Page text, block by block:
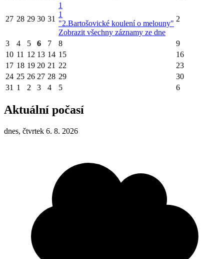
27 28 29 30 31
1
1
"2.Bartošovické koulení o melouny"
Zobrazit všechny záznamy ze dne
2
3 4 5 6 7 8
9
10 11 12 13 14 15
16
17 18 19 20 21 22
23
24 25 26 27 28 29
30
31 1 2 3 4 5 6
Aktuální počasí
dnes, čtvrtek 6. 8. 2026